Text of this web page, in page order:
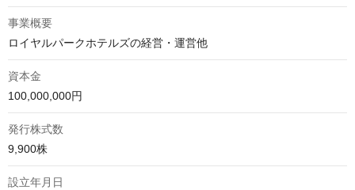
事業概要
ロイヤルパークホテルズの経営・運営他
資本金
100,000,000円
発行株式数
9,900株
設立年月日